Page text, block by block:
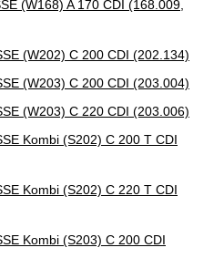
(W168) A 170 CDI (168.009,
(W202) C 200 CDI (202.134)
(W203) C 200 CDI (203.004)
(W203) C 220 CDI (203.006)
Kombi (S202) C 200 T CDI
Kombi (S202) C 220 T CDI
Kombi (S203) C 200 CDI